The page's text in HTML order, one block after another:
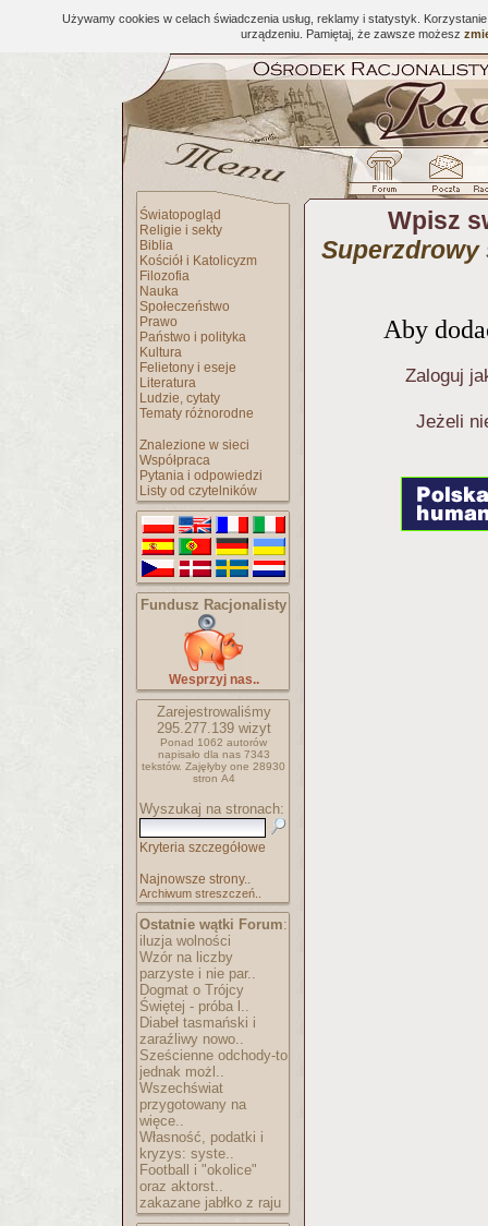
Używamy cookies w celach świadczenia usług, reklamy i statystyk.
urządzeniu. Pamiętaj, że zawsze możesz
Światopogląd
Religie i sekty
Biblia
Kościół i Katolicyzm
Filozofia
Nauka
Społeczeństwo
Prawo
Państwo i polityka
Kultura
Felietony i eseje
Literatura
Ludzie, cytaty
Tematy różnorodne
Znalezione w sieci
Współpraca
Pytania i odpowiedzi
Listy od czytelników
Fundusz Racjonalisty
Wesprzyj nas..
Zarejestrowaliśmy
295.277.139wizyt
Ponad 1062 autorów
napisało dla nas 7343
tekstów. Zajęłyby one 28930
stron A4
Wyszukaj na stronach:
Kryteria szczegółowe
Najnowsze strony..
Archiwum streszczeń..
Ostatnie wątki Forum:
iluzja wolności
Wzór na liczby
parzyste i nie par..
Dogmat o Trójcy
Świętej - próba l..
Diabeł tasmański i
zaraźliwy nowo..
Sześcienne odchody-to
jednak możl..
Wszechświat
przygotowany na
więce..
Własność, podatki i
kryzys: syste..
Football i "okolice"
oraz aktorst..
zakazane jabłko z raju
Wpisz
Superzdrowy
Aby
Zaloguj
Jeżeli